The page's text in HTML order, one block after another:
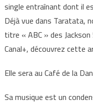
single entraînant dont il
Déjà vue dans Taratata,
titre « ABC » des Jackson
Canal+, découvrez cette
Elle sera au Café de la
Sa musique est un